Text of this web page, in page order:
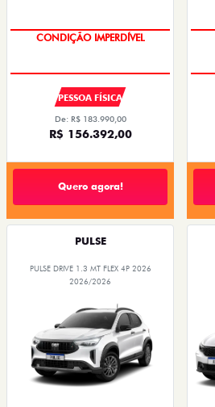
CONDIÇÃO IMPERDÍVEL
PESSOA FÍSICA
De: R$ 183.990,00
R$ 156.392,00
Quero agora!
PULSE
PULSE DRIVE 1.3 MT FLEX 4P 2026
2026/2026